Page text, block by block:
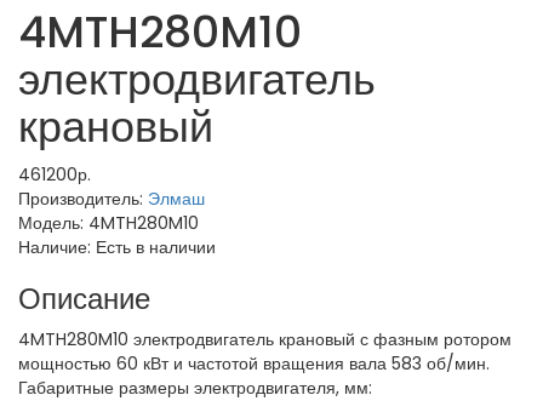
4MTH280M10
электродвигатель
крановый
461200р.
Производитель: Элмаш
Модель: 4MTH280M10
Наличие: Есть в наличии
Описание
4MTH280M10 электродвигатель крановый с фазным ротором
мощностью 60 кВт и частотой вращения вала 583 об/мин.
Габаритные размеры электродвигателя, мм: